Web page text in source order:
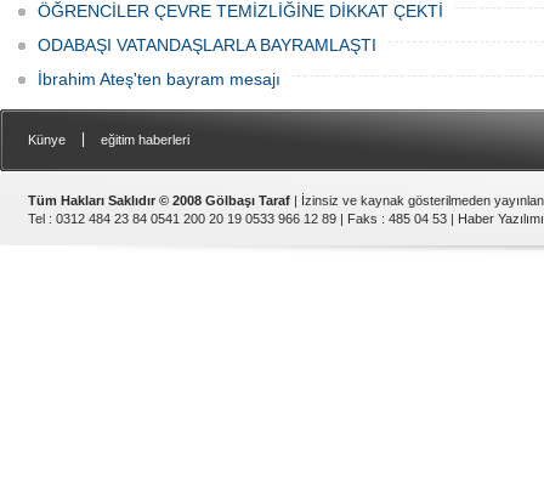
ÖĞRENCİLER ÇEVRE TEMİZLİĞİNE DİKKAT ÇEKTİ
ODABAŞI VATANDAŞLARLA BAYRAMLAŞTI
İbrahim Ateş'ten bayram mesajı
Künye eğitim haberleri
Tüm Hakları Saklıdır © 2008 Gölbaşı Taraf | İzinsiz ve kaynak gösterilmeden
Tel : 0312 484 23 84 0541 200 20 19 0533 966 12 89 | Faks : 485 04 53 | Haber Yazılımı